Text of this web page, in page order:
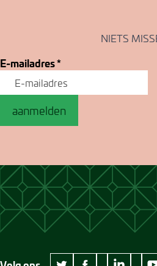
NIETS
E-mailadres*
aanmelden